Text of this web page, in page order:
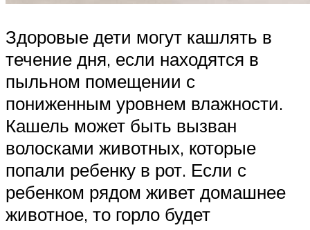
Здоровые дети могут кашлять в
течение дня, если находятся в
пыльном помещении с
пониженным уровнем влажности.
Кашель может быть вызван
волосками животных, которые
попали ребенку в рот. Если с
ребенком рядом живет домашнее
животное, то горло будет